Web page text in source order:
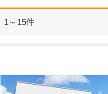
1～15件